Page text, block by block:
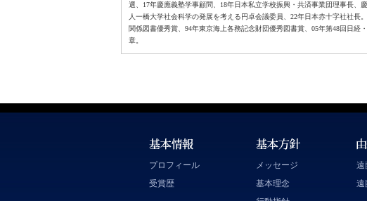
選、17年慶應義塾学事顧問、18年日本私立学校振興・共済事業団理事長
人一橋大学社会科学の発展を考える円卓会議委員、22年日本赤十字社社長
関係図書優秀賞、94年東京海上各務記念財団優秀図書賞、05年第48回日
章。
プロフィール
受賞歴
メッセージ
基本理念
遠
遠